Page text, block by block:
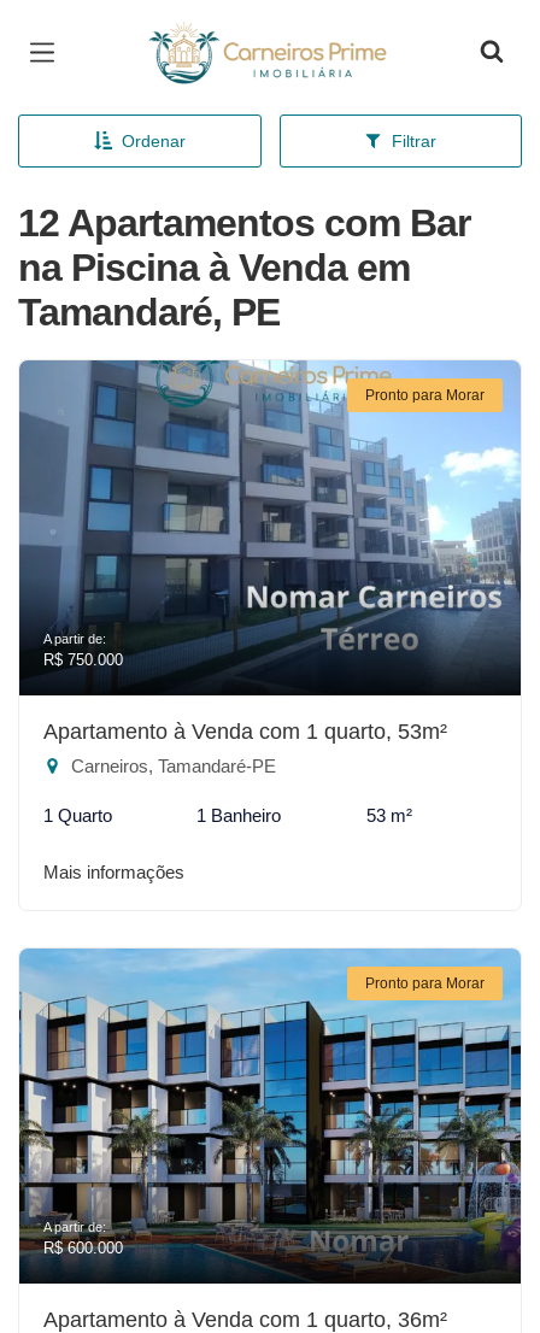
Página inicial
Ordenar Filtrar
12 Apartamentos com Bar
na Piscina à Venda em
Tamandaré, PE
Pronto para Morar
A partir de:
R$ 750.000
Apartamento à Venda com 1 quarto, 53m²
Carneiros, Tamandaré-PE
1 Quarto 1 Banheiro 53 m²
Mais informações
Pronto para Morar
A partir de:
R$ 600.000
Apartamento à Venda com 1 quarto, 36m²